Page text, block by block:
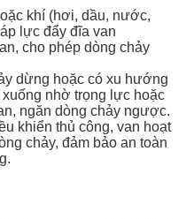
khí (hơi, dầu, nước,
lực đẩy đĩa van
cho phép dòng chảy
dừng hoặc có xu hướng
nhờ trọng lực hoặc
ngăn dòng chảy ngược.
khiển thủ công, van hoạt
chảy, đảm bảo an toàn